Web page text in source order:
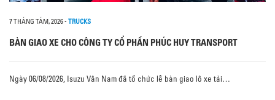
7 THÁNG TÁM, 2026- TRUCKS
BÀN GIAO XE CHO CÔNG TY CỔ PHẦN PHÚC HUY TRANSPORT
Ngày 06/08/2026, Isuzu Vân Nam đã tổ chức lễ bàn giao lô xe tải…